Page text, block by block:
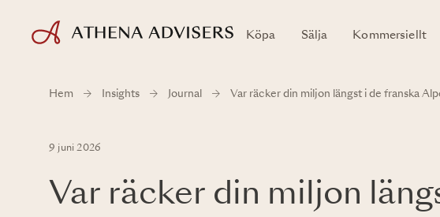
Köpa Sälja Kommersiellt
Hem Insights Journal Var räcker din miljon längst i de franska
9 juni 2026
Var räcker din miljon